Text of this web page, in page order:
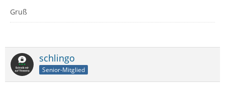
Gruß
schlingo
Senior-Mitglied